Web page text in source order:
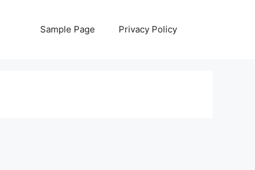
Sample Page Privacy Policy